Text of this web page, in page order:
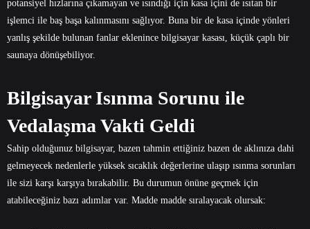
potansiyel hızlarına çıkamayan ve ısındığı için kasa içini de ısıtan bir
işlemci ile baş başa kalınmasını sağlıyor. Buna bir de kasa içinde yönleri
yanlış şekilde bulunan fanlar eklenince bilgisayar kasası, küçük çaplı bir
saunaya dönüşebiliyor.
Bilgisayar Isınma Sorunu ile
Vedalaşma Vakti Geldi
Sahip olduğunuz bilgisayar, bazen tahmin ettiğiniz bazen de aklınıza dahi
gelmeyecek nedenlerle yüksek sıcaklık değerlerine ulaşıp ısınma sorunları
ile sizi karşı karşıya bırakabilir. Bu durumun önüne geçmek için
atabileceğiniz bazı adımlar var. Madde madde sıralayacak olursak: